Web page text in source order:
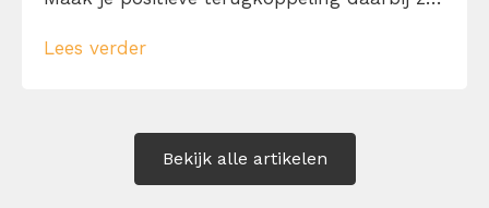
kost één woordje: ‘maar…’. Leer hier 125
Lees verder
Bekijk alle artikelen